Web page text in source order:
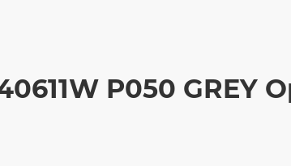
P050 GREY